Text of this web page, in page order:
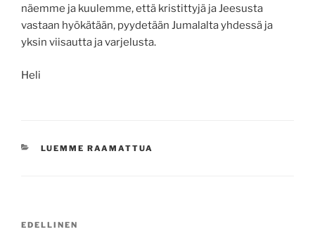
näemme ja kuulemme, että kristittyjä ja Jeesusta
vastaan hyökätään, pyydetään Jumalalta yhdessä ja
yksin viisautta ja varjelusta.
Heli
KATEGORIAT
LUEMME RAAMATTUA
Edellinen
EDELLINEN